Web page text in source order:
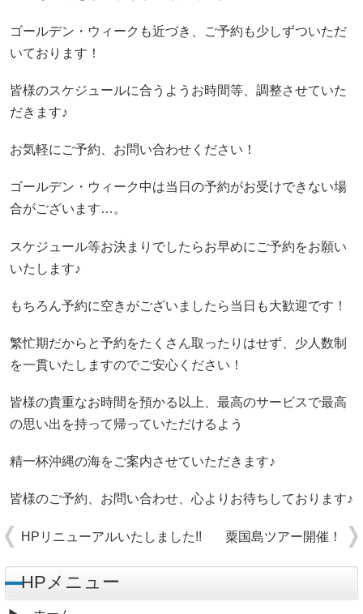
ゴールデン・ウィークも近づき、ご予約も少しずついただ
いております！
皆様のスケジュールに合うようお時間等、調整させていた
だきます♪
お気軽にご予約、お問い合わせください！
ゴールデン・ウィーク中は当日の予約がお受けできない場
合がございます…。
スケジュール等お決まりでしたらお早めにご予約をお願い
いたします♪
もちろん予約に空きがございましたら当日も大歓迎です！
繁忙期だからと予約をたくさん取ったりはせず、少人数制
を一貫いたしますのでご安心ください！
皆様の貴重なお時間を預かる以上、最高のサービスで最高
の思い出を持って帰っていただけるよう
精一杯沖縄の海をご案内させていただきます♪
皆様のご予約、お問い合わせ、心よりお待ちしております♪
HPリニューアルいたしました!! 粟国島ツアー開催！
HPメニュー